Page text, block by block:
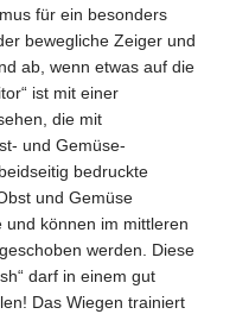
für ein besonders
bewegliche Zeiger und
ab, wenn etwas auf die
ist mit einer
die mit
und Gemüse-
bedruckte
und Gemüse
und können im mittleren
werden. Diese
darf in einem gut
Das Wiegen trainiert